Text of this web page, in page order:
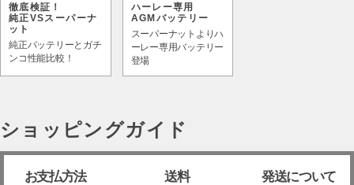
徹底検証！
純正VSスーパーナ
ット
純正バッテリーとガチ
ンコ性能比較！
ハーレー専用
AGMバッテリー
スーパーナットよりハ
ーレー専用バッテリー
登場
ショッピングガイド
お支払方法 送料 発送について